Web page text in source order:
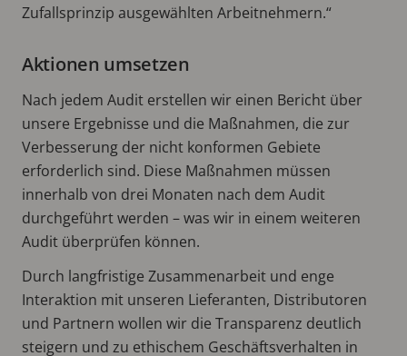
Zufallsprinzip ausgewählten Arbeitnehmern.“
Aktionen umsetzen
Nach jedem Audit erstellen wir einen Bericht über
unsere Ergebnisse und die Maßnahmen, die zur
Verbesserung der nicht konformen Gebiete
erforderlich sind. Diese Maßnahmen müssen
innerhalb von drei Monaten nach dem Audit
durchgeführt werden – was wir in einem weiteren
Audit überprüfen können.
Durch langfristige Zusammenarbeit und enge
Interaktion mit unseren Lieferanten, Distributoren
und Partnern wollen wir die Transparenz deutlich
steigern und zu ethischem Geschäftsverhalten in